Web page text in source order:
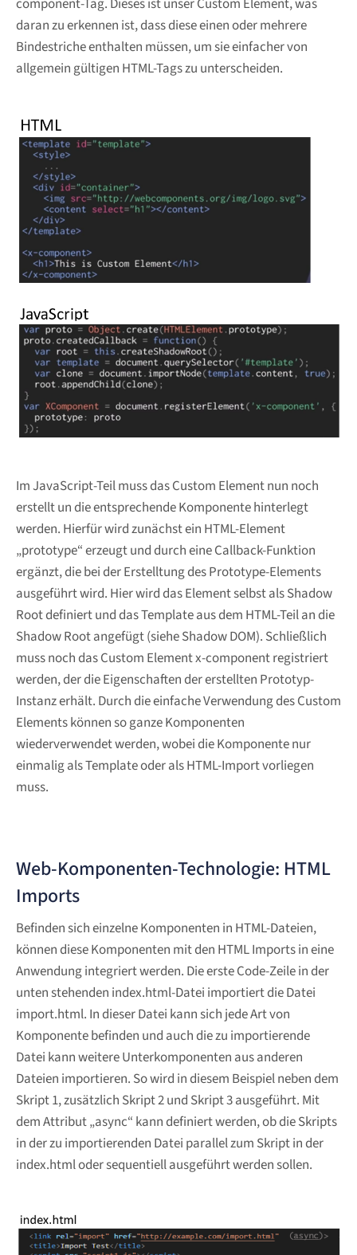
component-Tag. Dieses ist unser Custom Element, was
daran zu erkennen ist, dass diese einen oder mehrere
Bindestriche enthalten müssen, um sie einfacher von
allgemein gültigen HTML-Tags zu unterscheiden.
Im JavaScript-Teil muss das Custom Element nun noch
erstellt un die entsprechende Komponente hinterlegt
werden. Hierfür wird zunächst ein HTML-Element
„prototype“ erzeugt und durch eine Callback-Funktion
ergänzt, die bei der Erstelltung des Prototype-Elements
ausgeführt wird. Hier wird das Element selbst als Shadow
Root definiert und das Template aus dem HTML-Teil an die
Shadow Root angefügt (siehe Shadow DOM). Schließlich
muss noch das Custom Element x-component registriert
werden, der die Eigenschaften der erstellten Prototyp-
Instanz erhält. Durch die einfache Verwendung des Custom
Elements können so ganze Komponenten
wiederverwendet werden, wobei die Komponente nur
einmalig als Template oder als HTML-Import vorliegen
muss.
Web-Komponenten-Technologie: HTML
Imports
Befinden sich einzelne Komponenten in HTML-Dateien,
können diese Komponenten mit den HTML Imports in eine
Anwendung integriert werden. Die erste Code-Zeile in der
unten stehenden index.html-Datei importiert die Datei
import.html. In dieser Datei kann sich jede Art von
Komponente befinden und auch die zu importierende
Datei kann weitere Unterkomponenten aus anderen
Dateien importieren. So wird in diesem Beispiel neben dem
Skript 1, zusätzlich Skript 2 und Skript 3 ausgeführt. Mit
dem Attribut „async“ kann definiert werden, ob die Skripts
in der zu importierenden Datei parallel zum Skript in der
index.html oder sequentiell ausgeführt werden sollen.